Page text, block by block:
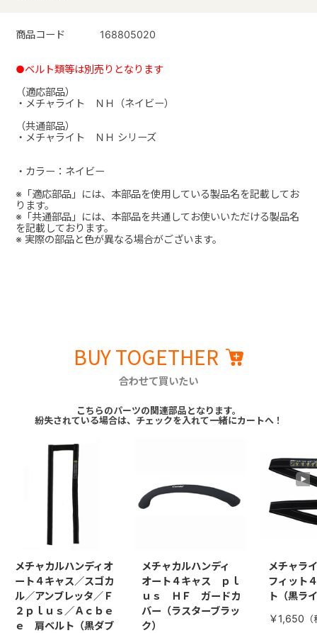
商品コード 168805020
●ベルト類等は別売りとなります
（適応部品）
・メチャライト ＮＨ（ネイビー）
（共通部品）
・メチャライト ＮＨ シリーズ
・カラー：ネイビー
※「適応部品」には、本部品を使用している製品名を記載してお
ります。
※「共通部品」には、本部品を共通してお使いいただける製品名
を記載しております。
※ 実際の部品と色が異なる場合がございます。
BUY TOGETHER
合わせて買いたい
こちらのパーツの関連部品となります。
紛失されている場合は、チェックを入れて一緒にカートへ！
メチャカルハンディオ
ート４キャス／スゴカ
ル／アンブレッタ／Ｆ
２ｐｌｕｓ／Ａｃｂｅ
ｅ 肩ベルト（黒ダブ
メチャカルハンディ
オート４キャス ｐｌ
ｕｓ ＨＦ ガードカ
バー（ラスターブラッ
ク）
メチャラ
フィット
ト（黒ラ
￥1,650